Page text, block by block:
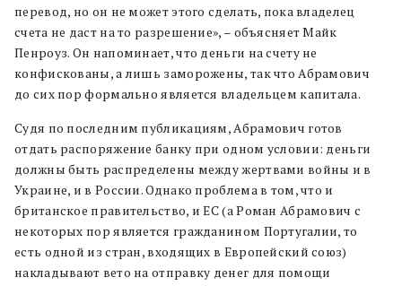
перевод, но он не может этого сделать, пока владелец
счета не даст на то разрешение», – объясняет Майк
Пенроуз. Он напоминает, что деньги на счету не
конфискованы, а лишь заморожены, так что Абрамович
до сих пор формально является владельцем капитала.
Судя по последним публикациям, Абрамович готов
отдать распоряжение банку при одном условии: деньги
должны быть распределены между жертвами войны и в
Украине, и в России. Однако проблема в том, что и
британское правительство, и ЕС (а Роман Абрамович с
некоторых пор является гражданином Португалии, то
есть одной из стран, входящих в Европейский союз)
накладывают вето на отправку денег для помощи